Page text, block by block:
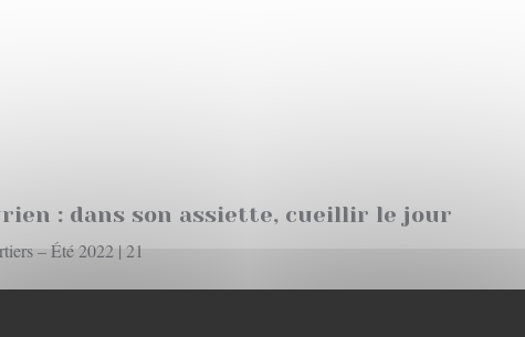
: dans son assiette, cueillir le jour
– Été 2022 | 21